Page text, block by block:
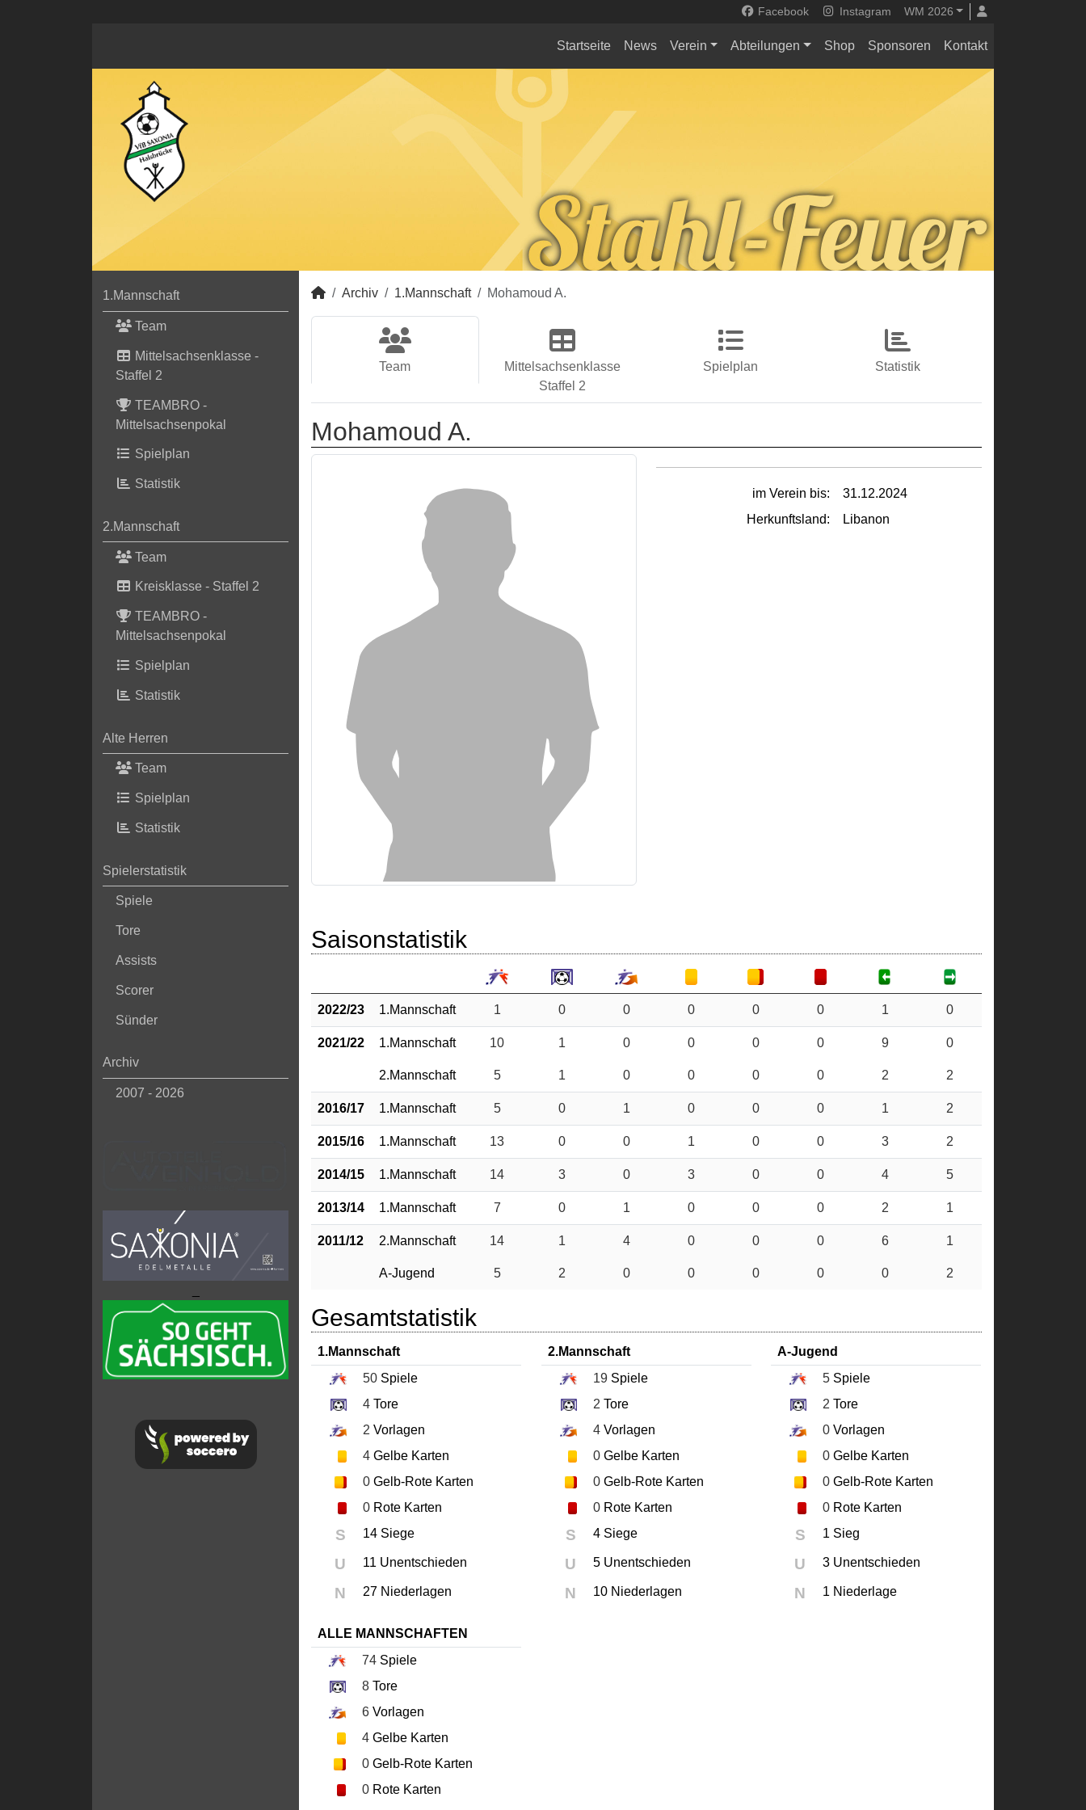
Facebook Instagram WM 2026
Startseite News Verein Abteilungen Shop Sponsoren Kontakt
1.Mannschaft
Team
Mittelsachsenklasse -
Staffel 2
TEAMBRO -
Mittelsachsenpokal
Spielplan
Statistik
2.Mannschaft
Team
Kreisklasse - Staffel 2
TEAMBRO -
Mittelsachsenpokal
Spielplan
Statistik
Alte Herren
Team
Spielplan
Statistik
Spielerstatistik
Spiele
Tore
Assists
Scorer
Sünder
Archiv
2007 - 2026
Archiv 1.Mannschaft Mohamoud A.
Team
Mittelsachsenklasse
Staffel 2
Spielplan Statistik
Mohamoud A.
im Verein bis:
31.12.2024
Herkunftsland:
Libanon
Saisonstatistik
2022/23 1.Mannschaft 1 0 0 0 0 0 1 0
2021/22 1.Mannschaft 10 1 0 0 0 0 9 0
2.Mannschaft 5 1 0 0 0 0 2 2
2016/17 1.Mannschaft 5 0 1 0 0 0 1 2
2015/16 1.Mannschaft 13 0 0 1 0 0 3 2
2014/15 1.Mannschaft 14 3 0 3 0 0 4 5
2013/14 1.Mannschaft 7 0 1 0 0 0 2 1
2011/12 2.Mannschaft 14 1 4 0 0 0 6 1
A-Jugend 5 2 0 0 0 0 0 2
Gesamtstatistik
1.Mannschaft
50 Spiele
4 Tore
2 Vorlagen
4 Gelbe Karten
0 Gelb-Rote Karten
0 Rote Karten
S 14 Siege
U 11 Unentschieden
N 27 Niederlagen
2.Mannschaft
19Spiele
2 Tore
4Vorlagen
0Gelbe Karten
0Gelb-Rote Karten
0Rote Karten
S 4 Siege
U 5 Unentschieden
N 10 Niederlagen
A-Jugend
5 Spiele
2 Tore
0 Vorlagen
0 Gelbe Karten
0 Gelb-Rote Karten
0 Rote Karten
S 1 Sieg
U 3 Unentschieden
N 1 Niederlage
ALLE MANNSCHAFTEN
74 Spiele
8 Tore
6 Vorlagen
4 Gelbe Karten
0 Gelb-Rote Karten
0 Rote Karten